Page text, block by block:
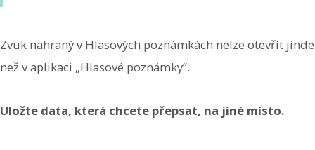
Zvuk nahraný v Hlasových poznámkách nelze otevřít jinde
než v aplikaci „Hlasové poznámky“.
Uložte data, která chcete přepsat, na jiné místo.